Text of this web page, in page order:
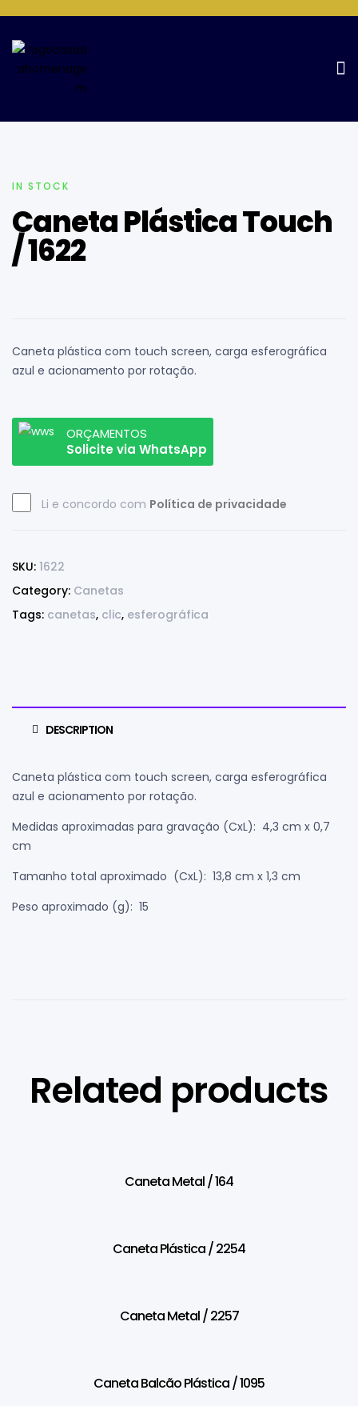
Home Page
IN STOCK
Caneta Plástica Touch
/ 1622
Caneta plástica com touch screen, carga esferográfica
azul e acionamento por rotação.
ORÇAMENTOS
Solicite via WhatsApp
Li e concordo com Política de privacidade
SKU: 1622
Category: Canetas
Tags: canetas, clic, esferográfica
DESCRIPTION
Caneta plástica com touch screen, carga esferográfica
azul e acionamento por rotação.
Medidas aproximadas para gravação (CxL): 4,3 cm x 0,7
cm
Tamanho total aproximado (CxL): 13,8 cm x 1,3 cm
Peso aproximado (g): 15
Related products
Caneta Metal / 164
Caneta Plástica / 2254
Caneta Metal / 2257
Caneta Balcão Plástica / 1095